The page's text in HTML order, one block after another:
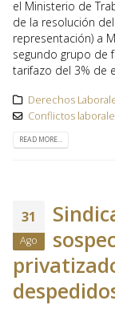
el Ministerio de
de la resolución
representación) a
segundo grupo de
tarifazo del 3% de
Derechos
Conflictos
READ MORE...
31
Ago